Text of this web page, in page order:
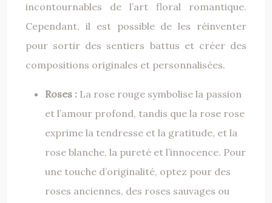
incontournables de l’art floral romantique.
Cependant, il est possible de les réinventer
pour sortir des sentiers battus et créer des
compositions originales et personnalisées.
Roses : La rose rouge symbolise la passion
et l’amour profond, tandis que la rose rose
exprime la tendresse et la gratitude, et la
rose blanche, la pureté et l’innocence. Pour
une touche d’originalité, optez pour des
roses anciennes, des roses sauvages ou